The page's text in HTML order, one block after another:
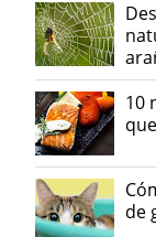
10
de